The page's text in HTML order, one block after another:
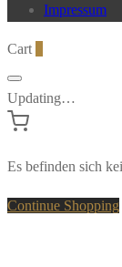
Impressum
Cart
Updating…
Es befinden sich
Continue Shopping